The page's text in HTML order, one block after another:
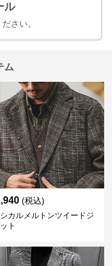
ル
さい。
ム
(税込)
カルメルトンツイードジ
ト